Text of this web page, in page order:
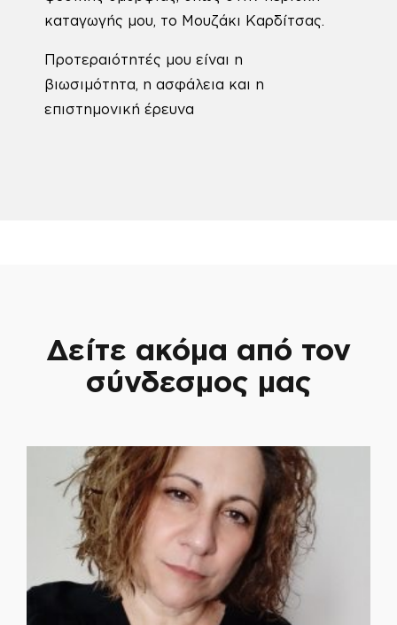
καταγωγής μου, το Μουζάκι Καρδίτσας.
Προτεραιότητές μου είναι η
βιωσιμότητα, η ασφάλεια και η
επιστημονική έρευνα
Δείτε ακόμα από τον
σύνδεσμος μας